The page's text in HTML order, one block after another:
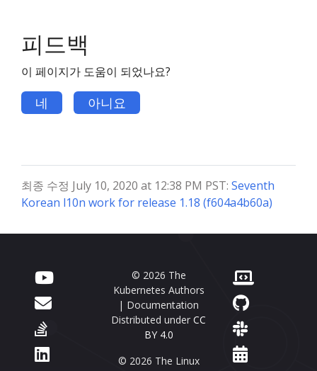
피드백
이 페이지가 도움이 되었나요?
네 아니요
최종 수정 July 10, 2020 at 12:38 PM PST: Seventh
Korean l10n work for release 1.18 (f604a4b60a)
© 2026 The
Kubernetes Authors
| Documentation
Distributed under CC
BY 4.0
© 2026 The Linux